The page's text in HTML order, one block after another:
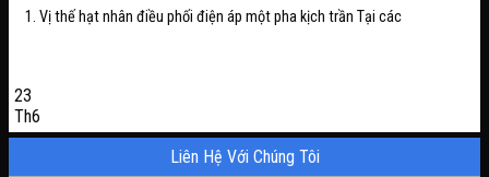
1. Vị thế hạt nhân điều phối điện áp một pha kịch trần Tại các
23
Th6
Liên Hệ Với Chúng Tôi